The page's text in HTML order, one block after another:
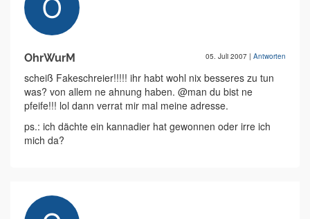
OhrWurM 05. Juli 2007 | Antworten
scheiß Fakeschreier!!!!! ihr habt wohl nix besseres zu tun
was? von allem ne ahnung haben. @man du bist ne
pfeife!!! lol dann verrat mir mal meine adresse.
ps.: ich dächte ein kannadier hat gewonnen oder irre ich
mich da?